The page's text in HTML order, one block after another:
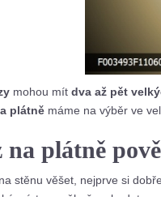
mohou mít dva až pět
plátně máme na výběr ve
na plátně
stěnu věšet, nejprve si